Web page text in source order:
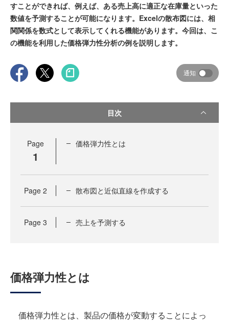
すことができれば、例えば、ある売上高に適正な在庫量といった
数値を予測することが可能になります。Excelの散布図には、相
関関係を数式として表示してくれる機能があります。今回は、こ
の機能を利用した価格弾力性分析の例を説明します。
通知
目次
Page
1
価格弾力性とは
Page 2 散布図と近似直線を作成する
Page 3 売上を予測する
価格弾力性とは
価格弾力性とは、製品の価格が変動することによっ